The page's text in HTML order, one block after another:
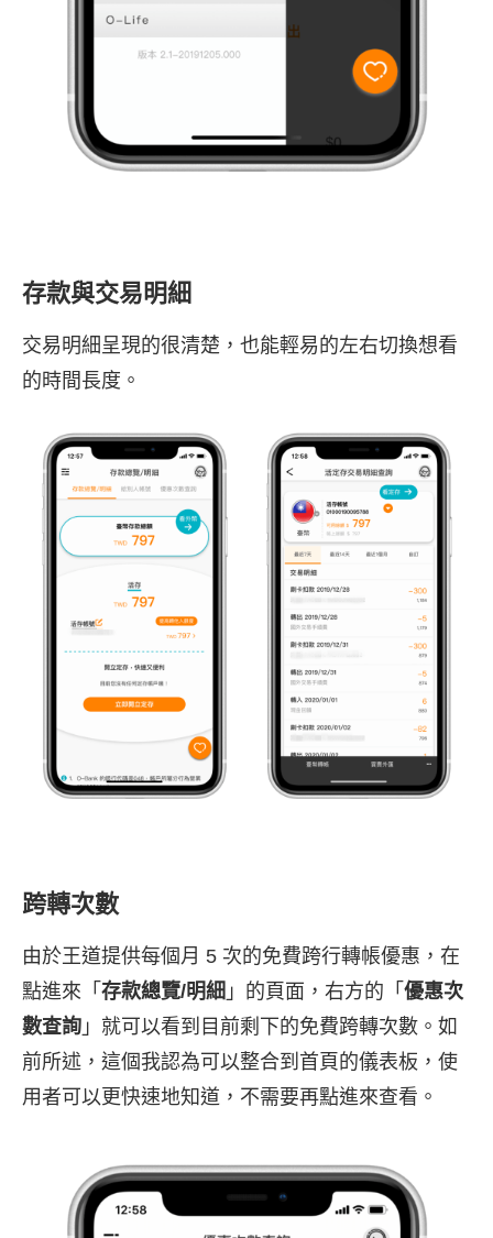
存款與交易明細
交易明細呈現的很清楚，也能輕易的左右切換想看
的時間長度。
跨轉次數
由於王道提供每個月 5 次的免費跨行轉帳優惠，在
點進來「 存款總覽/明細 」的頁面，右方的「 優惠次
數查詢 」就可以看到目前剩下的免費跨轉次數。如
前所述，這個我認為可以整合到首頁的儀表板，使
用者可以更快速地知道，不需要再點進來查看。